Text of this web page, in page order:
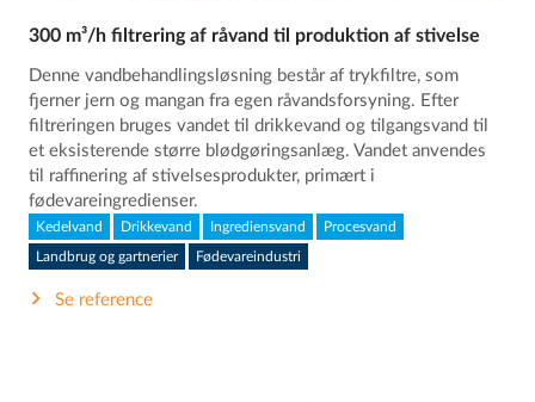
300 m³/h filtrering af råvand til produktion af stivelse
Denne vandbehandlingsløsning består af trykfiltre, som
fjerner jern og mangan fra egen råvandsforsyning. Efter
filtreringen bruges vandet til drikkevand og tilgangsvand til
et eksisterende større blødgøringsanlæg. Vandet anvendes
til raffinering af stivelsesprodukter, primært i
fødevareingredienser.
Kedelvand Drikkevand Ingrediensvand Procesvand
Landbrug og gartnerier Fødevareindustri
Se reference